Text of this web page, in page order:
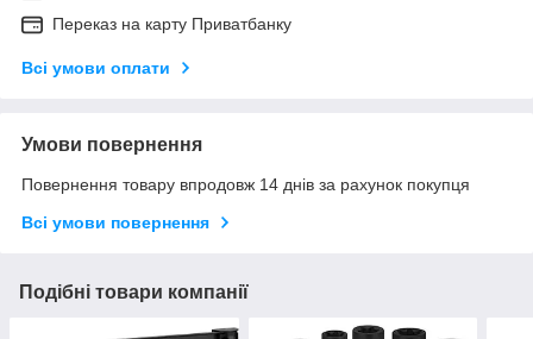
Переказ на карту Приватбанку
Всі умови оплати
Умови повернення
Повернення товару впродовж 14 днів за рахунок покупця
Всі умови повернення
Подібні товари компанії